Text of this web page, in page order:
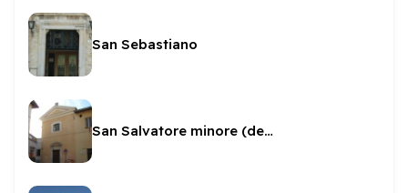
San Sebastiano
San Salvatore minore (dello Spirito Santo)